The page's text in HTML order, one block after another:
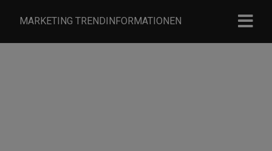
MARKETING TRENDINFORMATIONEN